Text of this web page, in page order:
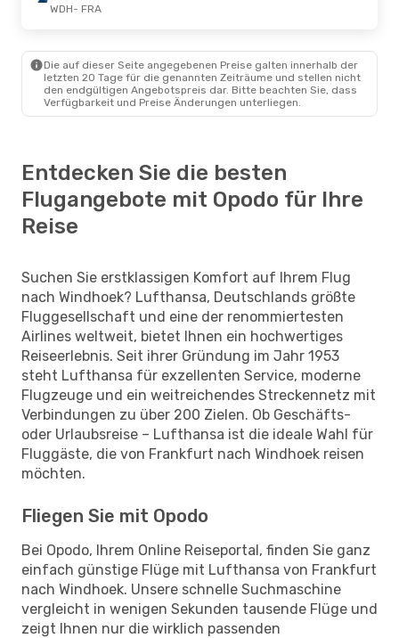
WDH- FRA
Die auf dieser Seite angegebenen Preise galten innerhalb der
letzten 20 Tage für die genannten Zeiträume und stellen nicht
den endgültigen Angebotspreis dar. Bitte beachten Sie, dass
Verfügbarkeit und Preise Änderungen unterliegen.
Entdecken Sie die besten
Flugangebote mit Opodo für Ihre
Reise
Suchen Sie erstklassigen Komfort auf Ihrem Flug
nach Windhoek? Lufthansa, Deutschlands größte
Fluggesellschaft und eine der renommiertesten
Airlines weltweit, bietet Ihnen ein hochwertiges
Reiseerlebnis. Seit ihrer Gründung im Jahr 1953
steht Lufthansa für exzellenten Service, moderne
Flugzeuge und ein weitreichendes Streckennetz mit
Verbindungen zu über 200 Zielen. Ob Geschäfts-
oder Urlaubsreise – Lufthansa ist die ideale Wahl für
Fluggäste, die von Frankfurt nach Windhoek reisen
möchten.
Fliegen Sie mit Opodo
Bei Opodo, Ihrem Online Reiseportal, finden Sie ganz
einfach günstige Flüge mit Lufthansa von Frankfurt
nach Windhoek. Unsere schnelle Suchmaschine
vergleicht in wenigen Sekunden tausende Flüge und
zeigt Ihnen nur die wirklich passenden